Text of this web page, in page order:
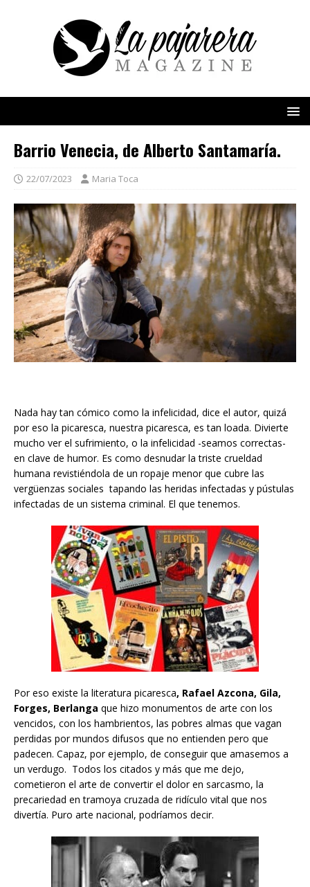
Barrio Venecia, de Alberto Santamaría.
22/07/2023 Maria Toca
Nada hay tan cómico como la infelicidad, dice el autor, quizá
por eso la picaresca, nuestra picaresca, es tan loada. Divierte
mucho ver el sufrimiento, o la infelicidad -seamos correctas-
en clave de humor. Es como desnudar la triste crueldad
humana revistiéndola de un ropaje menor que cubre las
vergüenzas sociales tapando las heridas infectadas y pústulas
infectadas de un sistema criminal. El que tenemos.
Por eso existe la literatura picaresca, Rafael Azcona, Gila,
Forges, Berlanga que hizo monumentos de arte con los
vencidos, con los hambrientos, las pobres almas que vagan
perdidas por mundos difusos que no entienden pero que
padecen. Capaz, por ejemplo, de conseguir que amasemos a
un verdugo. Todos los citados y más que me dejo,
cometieron el arte de convertir el dolor en sarcasmo, la
precariedad en tramoya cruzada de ridículo vital que nos
divertía. Puro arte nacional, podríamos decir.